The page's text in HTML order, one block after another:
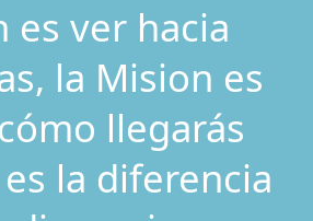
es ver hacia
la Mision es
llegarás
la diferencia